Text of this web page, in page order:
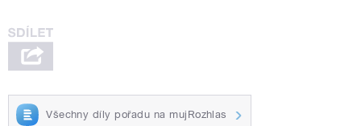
Všechny díly pořadu na mujRozhlas